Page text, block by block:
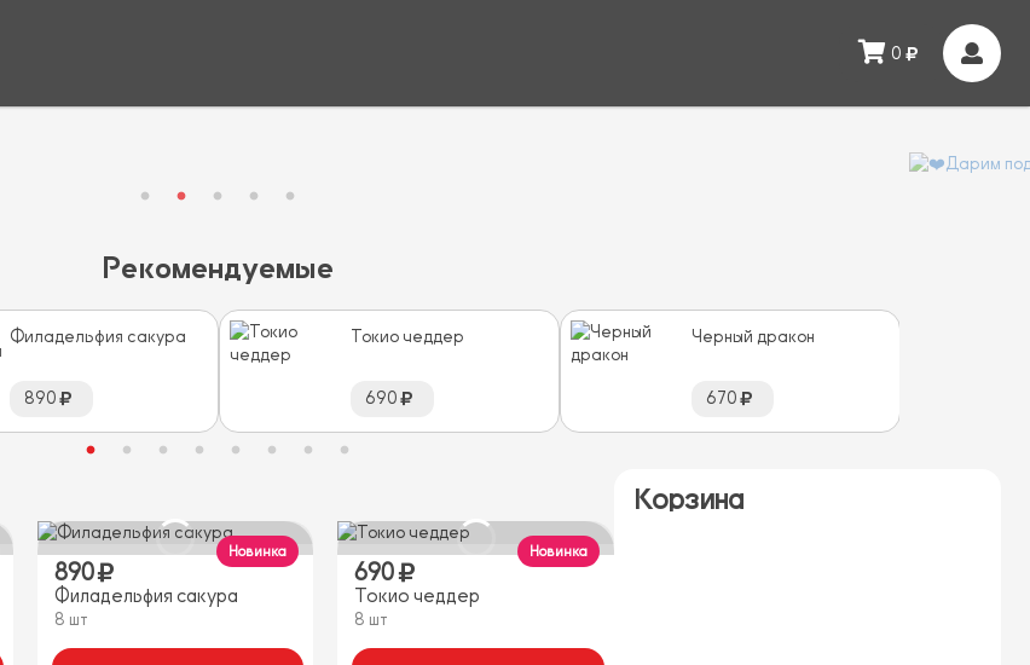
0
Рекомендуемые
Филадельфия сакура
890
Токио чеддер
690
Черный дракон
670
890
Филадельфия сакура
8 шт
Новинка
690
Токио чеддер
8 шт
Новинка
Корзина